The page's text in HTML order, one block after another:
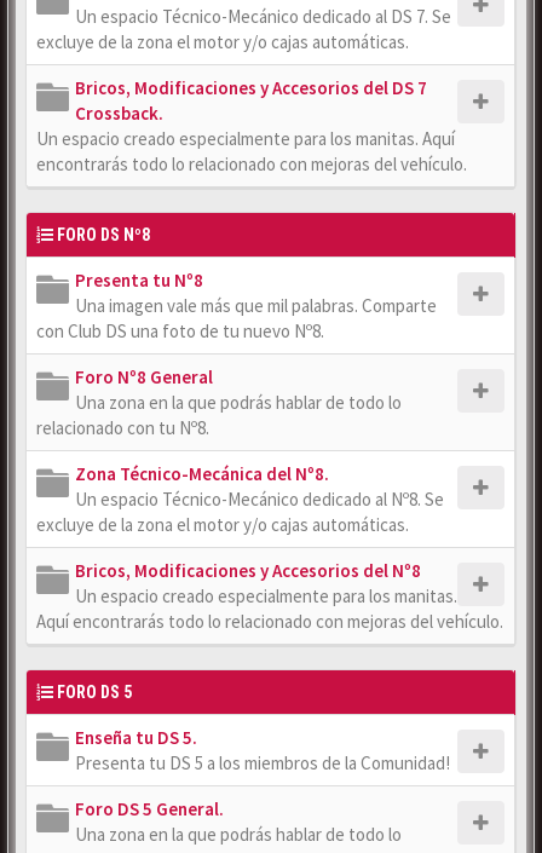
Un espacio Técnico-Mecánico dedicado al DS 7. Se
excluye de la zona el motor y/o cajas automáticas.
Bricos, Modificaciones y Accesorios del DS 7
Crossback.
Un espacio creado especialmente para los manitas. Aquí
encontrarás todo lo relacionado con mejoras del vehículo.
FORO DS Nº8
Presenta tu Nº8
Una imagen vale más que mil palabras. Comparte
con Club DS una foto de tu nuevo Nº8.
Foro Nº8 General
Una zona en la que podrás hablar de todo lo
relacionado con tu Nº8.
Zona Técnico-Mecánica del Nº8.
Un espacio Técnico-Mecánico dedicado al Nº8. Se
excluye de la zona el motor y/o cajas automáticas.
Bricos, Modificaciones y Accesorios del Nº8
Un espacio creado especialmente para los manitas.
Aquí encontrarás todo lo relacionado con mejoras del vehículo.
FORO DS 5
Enseña tu DS 5.
Presenta tu DS 5 a los miembros de la Comunidad!
Foro DS 5 General.
Una zona en la que podrás hablar de todo lo